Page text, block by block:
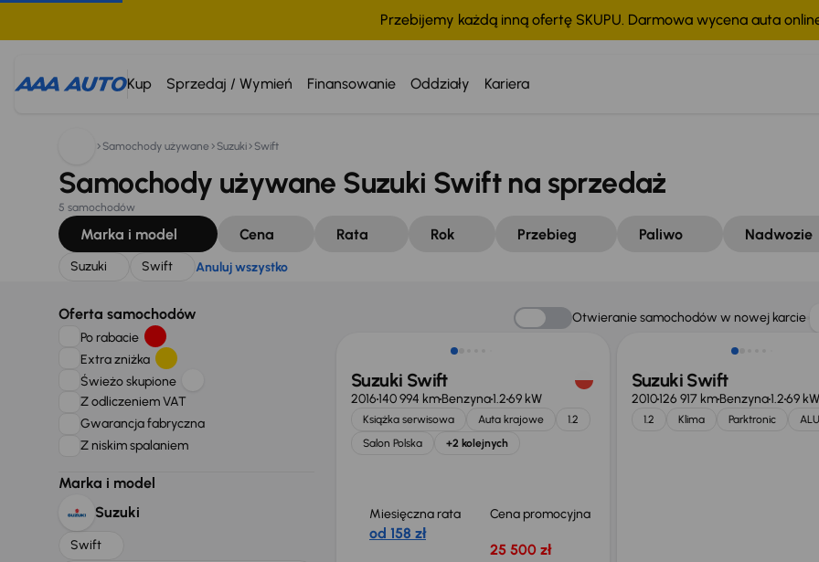
Przebijemy każdą inną ofertę SKUPU. Darmowa wycena auta
Kup Sprzedaj / Wymień Finansowanie Oddziały Kariera
Szukam: Anuluj wszystko
Samochody używane Suzuki Swift
Samochody używane Suzuki Swift na sprzedaż
5 samochodów
Marka i model Cena Rata Rok Przebieg Paliwo Nadwozie
Suzuki Swift Anuluj wszystko
Oferta samochodów
Po rabacie
Extra zniżka
Świeżo skupione
Z odliczeniem VAT
Gwarancja fabryczna
Z niskim spalaniem
Marka i model
Suzuki
Swift
Otwieranie samochodów w nowej karcie
Suzuki Swift
2016140 994 kmBenzyna1.269 kW
Książka serwisowa Auta krajowe
1.2
Salon Polska
+2 kolejnych
Miesięczna rata
od 158 zł
Cena promocyjna
25 500 zł
Taniej o 500 zł
Suzuki Swift
2010126 917 kmBenzyna1.269 kW
1.2 Klima Parktronic ALU